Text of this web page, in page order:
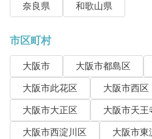
奈良県
和歌山県
市区町村
大阪市 大阪市都島区
大阪市此花区
大阪市西区
大阪市大正区
大阪市天王
大阪市西淀川区
大阪市東